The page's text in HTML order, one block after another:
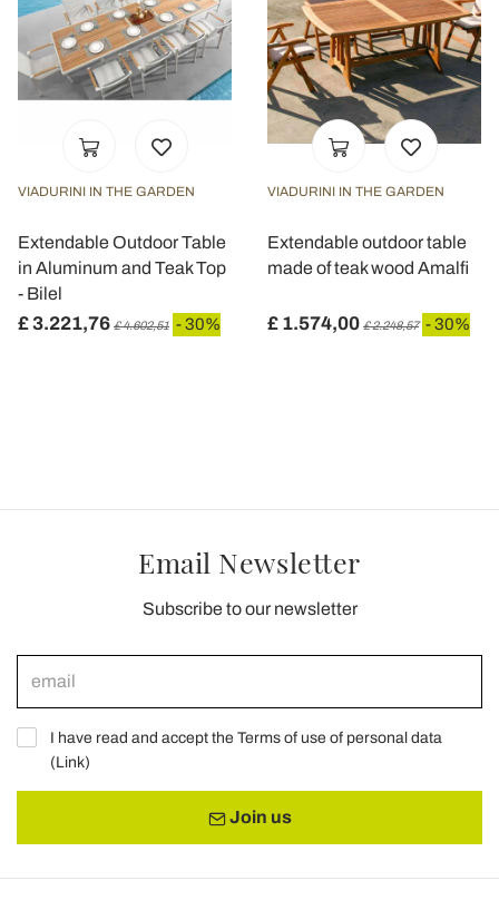
VIADURINI IN THE GARDEN
Extendable Outdoor Table
in Aluminum and Teak Top
- Bilel
£ 3.221,76 £ 4.602,51 - 30%
VIADURINI IN THE GARDEN
Extendable outdoor table
made of teak wood Amalfi
£ 1.574,00 £ 2.248,57 - 30%
Email Newsletter
Subscribe to our newsletter
I have read and accept the Terms of use of personal data
(Link)
Join us